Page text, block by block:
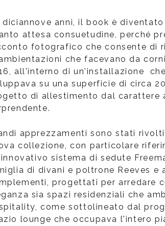
diciannove anni, il book è
attesa consuetudine, perché
fotografico che consente di
che facevano da
all'interno di un'installazione
su una superficie di circa
di allestimento dal carattere
apprezzamenti sono stati
collezione, con particolare
sistema di sedute
di divani e poltrone Reeves e
progettati per arredare
sia spazi residenziali che
come sottolineato dal
lounge che occupava l'intero